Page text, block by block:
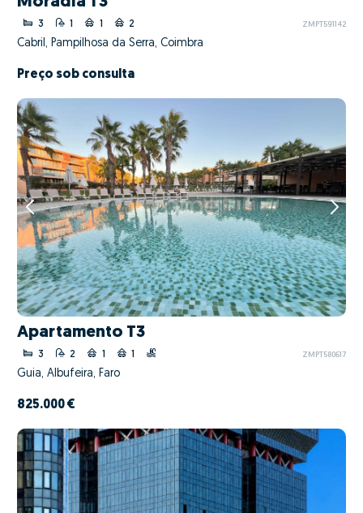
3 1 1 2 ZMPT591142
Cabril, Pampilhosa da Serra, Coimbra
Preço sob consulta
Apartamento T3
3 2 1 1 ZMPT580617
Guia, Albufeira, Faro
825.000 €